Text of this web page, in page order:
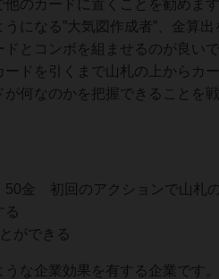
他のカードに置くことを勧めま
になる”大気図作成者”、金算
とコンボを組ませるのが良いで
ードを引くまで山札の上からカ
何なのかを把握できることを
金 初回のアクションで山札
る
ができる
うな企業効果を有する企業です